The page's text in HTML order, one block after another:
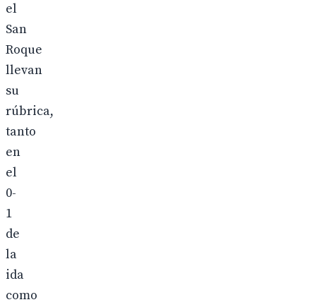
el
San
Roque
llevan
su
rúbrica,
tanto
en
el
0-
1
de
la
ida
como